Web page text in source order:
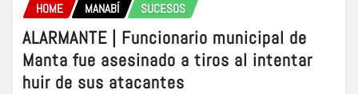
HOME MANABÍ SUCESOS
ALARMANTE | Funcionario municipal de
Manta fue asesinado a tiros al intentar
huir de sus atacantes